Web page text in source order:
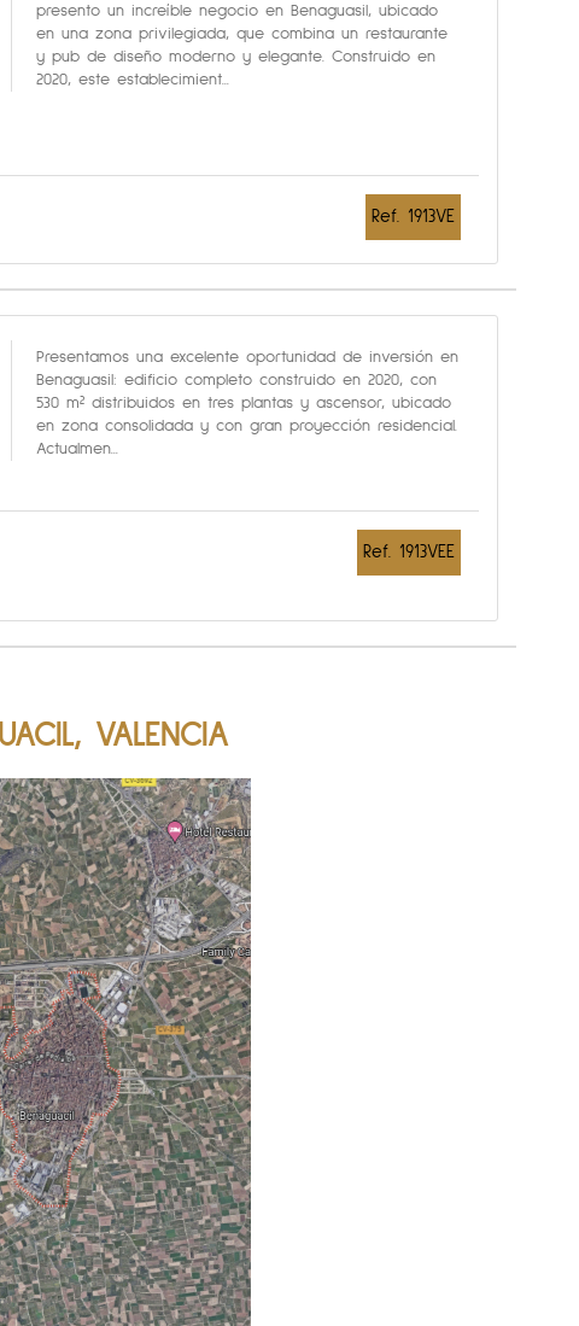
presento un increíble negocio en Benaguasil, ubicado
en una zona privilegiada, que combina un restaurante
y pub de diseño moderno y elegante. Construido en
2020, este establecimient...
Ref. 1913VE
Presentamos una excelente oportunidad de inversión en
Benaguasil: edificio completo construido en 2020, con
530 m² distribuidos en tres plantas y ascensor, ubicado
en zona consolidada y con gran proyección residencial.
Actualmen...
Ref. 1913VEE
VALENCIA